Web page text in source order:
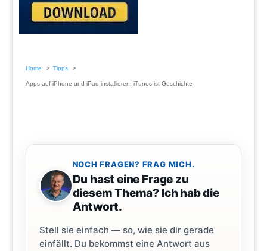
Home Tipps
Apps auf iPhone und iPad installieren: iTunes ist Geschichte
NOCH FRAGEN? FRAG MICH.
Du hast eine Frage zu
diesem Thema? Ich hab die
Antwort.
Stell sie einfach — so, wie sie dir gerade
einfällt. Du bekommst eine Antwort aus